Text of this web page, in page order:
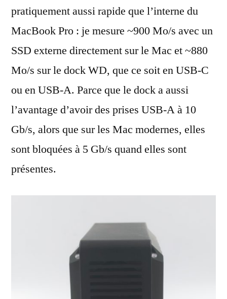
pratiquement aussi rapide que l’interne du
MacBook Pro : je mesure ~900 Mo/s avec un
SSD externe directement sur le Mac et ~880
Mo/s sur le dock WD, que ce soit en USB-C
ou en USB-A. Parce que le dock a aussi
l’avantage d’avoir des prises USB-A à 10
Gb/s, alors que sur les Mac modernes, elles
sont bloquées à 5 Gb/s quand elles sont
présentes.